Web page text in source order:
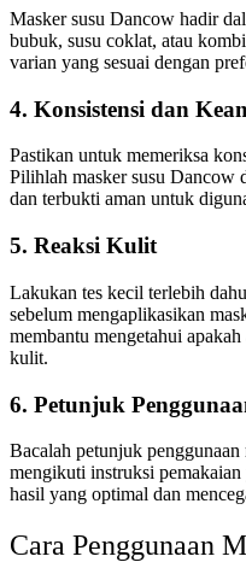
Masker susu Dancow hadir
bubuk, susu coklat, atau
varian yang sesuai dengan
4. Konsistensi dan
Pastikan untuk memeriksa
Pilihlah masker susu Dancow
dan terbukti aman untuk
5. Reaksi Kulit
Lakukan tes kecil terlebih
sebelum mengaplikasikan
membantu mengetahui
kulit.
6. Petunjuk
Bacalah petunjuk
mengikuti instruksi
hasil yang optimal dan
Cara Penggunaan